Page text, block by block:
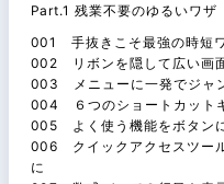
Part.1 残業不要のゆるいワザ
001 手抜きこそ最強の時短
002 リボンを隠して広い画
003 メニューに一発でジャ
004 ６つのショートカット
005 よく使う機能をボタン
006 クイックアクセスツー
に